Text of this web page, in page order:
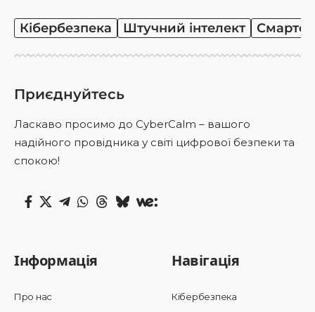
Кібербезпека Штучний інтелект
Приєднуйтесь
Ласкаво просимо до CyberCalm – вашого
надійного провідника у світі цифрової безпеки та
спокою!
Інформація
Про нас
Навігація
Кібербезпека